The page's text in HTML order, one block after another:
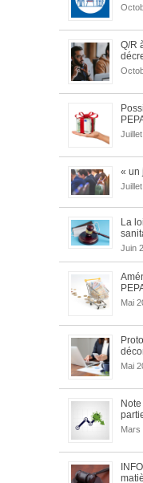
Q/R
« un
La
Juin
Mai
Mai
Note
Mars